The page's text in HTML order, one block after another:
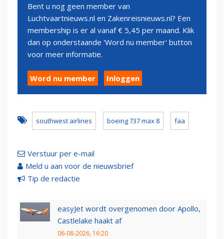
Bent u nog geen member van
Luchtvaartnieuws.nl en Zakenreisnieuws.nl? Een
membership is er al vanaf € 5,45 per maand. Klik
dan op onderstaande 'Word nu member' button
voor meer informatie.
Word nu member Inloggen
southwest airlines boeing 737 max 8 faa
Verstuur per e-mail
Meld u aan voor de nieuwsbrief
Tip de redactie
easyJet wordt overgenomen door Apollo,
Castlelake haakt af
06-08-2026, 16:20